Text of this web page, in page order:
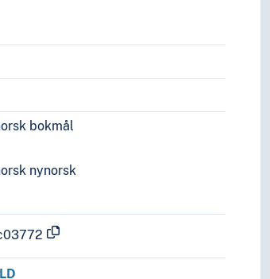
bokmål
nynorsk